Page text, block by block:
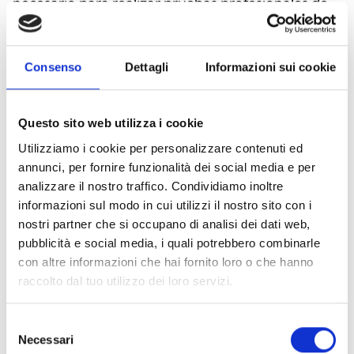
Consenso Dettagli Informazioni sui cookie
Questo sito web utilizza i cookie
Utilizziamo i cookie per personalizzare contenuti ed
annunci, per fornire funzionalità dei social media e per
analizzare il nostro traffico. Condividiamo inoltre
informazioni sul modo in cui utilizzi il nostro sito con i
nostri partner che si occupano di analisi dei dati web,
pubblicità e social media, i quali potrebbero combinarle
con altre informazioni che hai fornito loro o che hanno
raccolto dal tuo utilizzo dei loro servizi.
delNecessari
detectores de humo y calor con un único
instrumento. El kit incluye la unidad
TESTIFIRE‑XTR2 con generador de humo y
cartucho, un kit de carga y una batería de iones
como la pértiga telescópica SOLO110, extensible
hasta 1,75 m; tres extensiones SOLO111; la mochila
SOLO611 y la bolsa para pértigas SOLO612, que
facilitan un transporte cómodo y organizado.
Ideal para instaladores y mantenedores, garantiza
pruebas rápidas, seguras y eficaces en cualquier
entorno operativo.